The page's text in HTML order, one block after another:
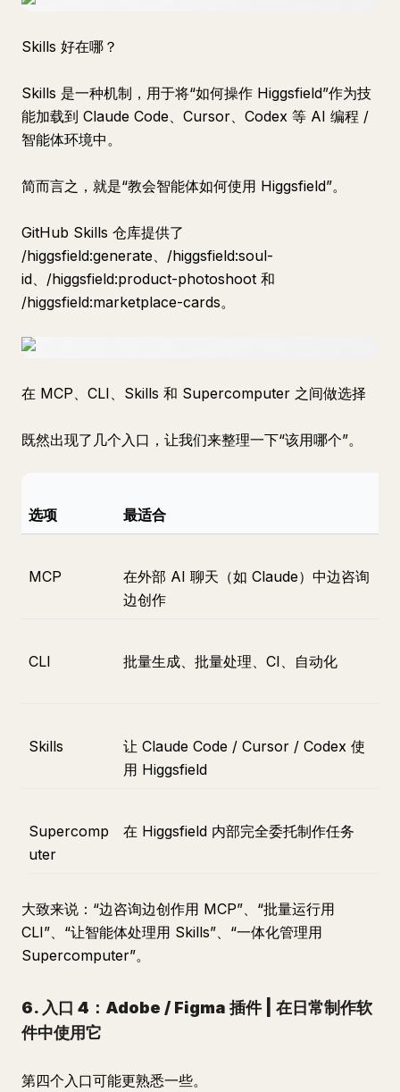
Skills 好在哪？
Skills 是一种机制，用于将“如何操作 Higgsfield”作为技
能加载到 Claude Code、Cursor、Codex 等 AI 编程 /
智能体环境中。
简而言之，就是“教会智能体如何使用 Higgsfield”。
GitHub Skills 仓库提供了
/higgsfield:generate、/higgsfield:soul-
id、/higgsfield:product-photoshoot 和
/higgsfield:marketplace-cards。
在 MCP、CLI、Skills 和 Supercomputer 之间做选择
既然出现了几个入口，让我们来整理一下“该用哪个”。
选项 最适合
MCP
在外部 AI 聊天（如 Claude）中边咨询
边创作
CLI 批量生成、批量处理、CI、自动化
Skills
让 Claude Code / Cursor / Codex 使
用 Higgsfield
Supercomp
uter
在 Higgsfield 内部完全委托制作任务
大致来说：“边咨询边创作用 MCP”、“批量运行用
CLI”、“让智能体处理用 Skills”、“一体化管理用
Supercomputer”。
6. 入口 4：Adobe / Figma 插件 | 在日常制作软
件中使用它
第四个入口可能更熟悉一些。